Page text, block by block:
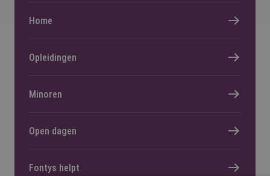
Home
Opleidingen
Minoren
Open dagen
Fontys helpt